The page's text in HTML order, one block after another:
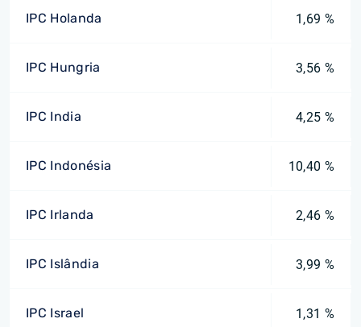
IPC Holanda 1,69 %
IPC Hungria 3,56 %
IPC India 4,25 %
IPC Indonésia 10,40 %
IPC Irlanda 2,46 %
IPC Islândia 3,99 %
IPC Israel 1,31 %